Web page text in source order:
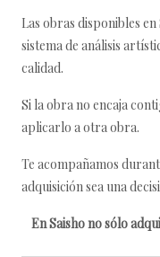
Las obras disponibles
sistema de análisis
calidad.
Si la obra no encaja
aplicarlo a otra obra.
Te acompañamos
adquisición sea una
En Saisho no sólo